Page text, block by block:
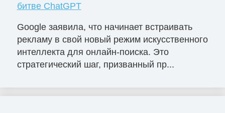
битве ChatGPT
Google заявила, что начинает встраивать
рекламу в свой новый режим искусственного
интеллекта для онлайн-поиска. Это
стратегический шаг, призванный пр...